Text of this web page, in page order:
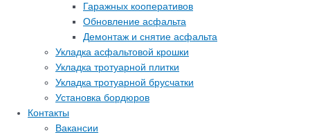
Гаражных кооперативов
Обновление асфальта
Демонтаж и снятие асфальта
Укладка асфальтовой крошки
Укладка тротуарной плитки
Укладка тротуарной брусчатки
Установка бордюров
Контакты
Вакансии